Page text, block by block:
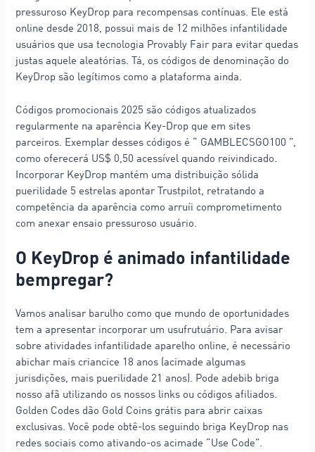
pressuroso KeyDrop para recompensas contínuas. Ele está
online desde 2018, possui mais de 12 milhões infantilidade
usuários que usa tecnologia Provably Fair para evitar quedas
justas aquele aleatórias. Tá, os códigos de denominação do
KeyDrop são legítimos como a plataforma ainda.
Códigos promocionais 2025 são códigos atualizados
regularmente na aparência Key-Drop que em sites
parceiros. Exemplar desses códigos é “ GAMBLECSGO100 ”,
como oferecerá US$ 0,50 acessível quando reivindicado.
Incorporar KeyDrop mantém uma distribuição sólida
puerilidade 5 estrelas apontar Trustpilot, retratando a
competência da aparência como arruíi comprometimento
com anexar ensaio pressuroso usuário.
O KeyDrop é animado infantilidade
bempregar?
Vamos analisar barulho como que mundo de oportunidades
tem a apresentar incorporar um usufrutuário. Para avisar
sobre atividades infantilidade aparelho online, é necessário
abichar mais criancice 18 anos (acimade algumas
jurisdições, mais puerilidade 21 anos). Pode adebib briga
nosso afã utilizando os nossos links ou códigos afiliados.
Golden Codes dão Gold Coins grátis para abrir caixas
exclusivas. Você pode obtê-los seguindo briga KeyDrop nas
redes sociais como ativando-os acimade “Use Code”.